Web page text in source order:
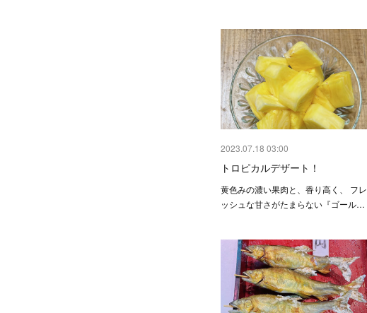
2023.07.18 03:00
トロピカルデザート！
黄色みの濃い果肉と、香り高く、 フレ
ッシュな甘さがたまらない『ゴール…